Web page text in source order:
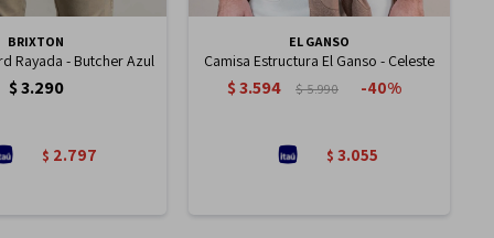
BRIXTON
Rayada - Butcher Azul
$3.290
$ 2.797
EL GANSO
Camisa Estructura El Ganso - Celeste
$3.594 $5.990 40
$ 3.055